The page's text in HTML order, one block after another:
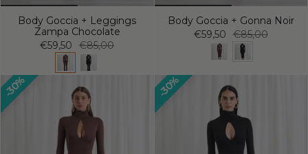
Body Goccia + Leggings
Zampa Chocolate
€59,50
€85,00
Body Goccia + Gonna Noir
€59,50
€85,00
30% 30%